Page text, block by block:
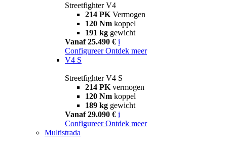
Streetfighter V4
214 PK Vermogen
120 Nm koppel
191 kg gewicht
Vanaf 25.490 € i
Configureer Ontdek meer
V4 S
Streetfighter V4 S
214 PK vermogen
120 Nm koppel
189 kg gewicht
Vanaf 29.090 € i
Configureer Ontdek meer
Multistrada